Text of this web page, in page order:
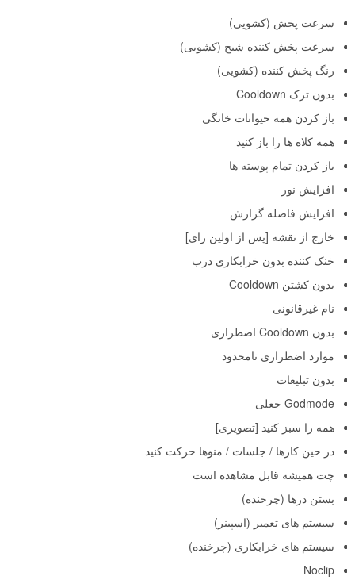
سرعت پخش (کشویی)
سرعت پخش کننده شبح (کشویی)
رنگ پخش کننده (کشویی)
بدون ترک Cooldown
باز کردن همه حیوانات خانگی
همه کلاه ها را باز کنید
باز کردن تمام پوسته ها
افزایش نور
افزایش فاصله گزارش
خارج از نقشه [پس از اولین رای]
خنک کننده بدون خرابکاری درب
بدون کشتن Cooldown
نام غیرقانونی
بدون Cooldown اضطراری
موارد اضطراری نامحدود
بدون تبلیغات
Godmode جعلی
همه را سبز کنید [تصویری]
در حین کارها / جلسات / منوها حرکت کنید
چت همیشه قابل مشاهده است
بستن درها (چرخنده)
سیستم های تعمیر (اسپینر)
سیستم های خرابکاری (چرخنده)
Noclip